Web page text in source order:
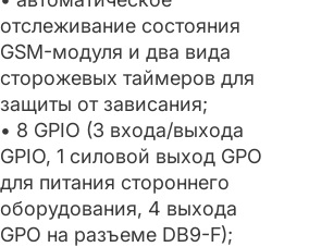
отслеживание состояния
GSM-модуля и два вида
сторожевых таймеров для
защиты от зависания;
• 8 GPIO (3 входа/выхода
GPIO, 1 силовой выход GPO
для питания стороннего
оборудования, 4 выхода
GPO на разъеме DB9-F);